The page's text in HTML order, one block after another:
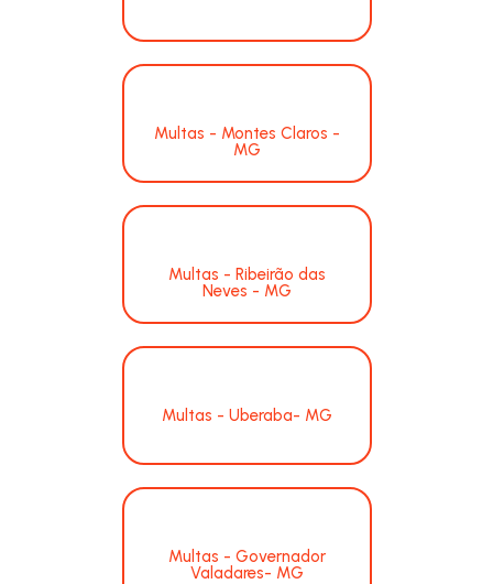
Multas - Montes Claros -
MG
Multas - Ribeirão das
Neves - MG
Multas - Uberaba- MG
Multas - Governador
Valadares- MG